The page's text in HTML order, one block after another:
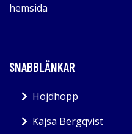
hemsida
SNABBLÄNKAR
Höjdhopp
Kajsa Bergqvist